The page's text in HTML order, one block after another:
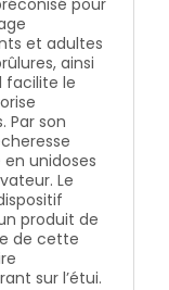
et adultes
ainsi
facilite le
Par son
en unidoses
Le
produit de
de cette
sur l’étui.